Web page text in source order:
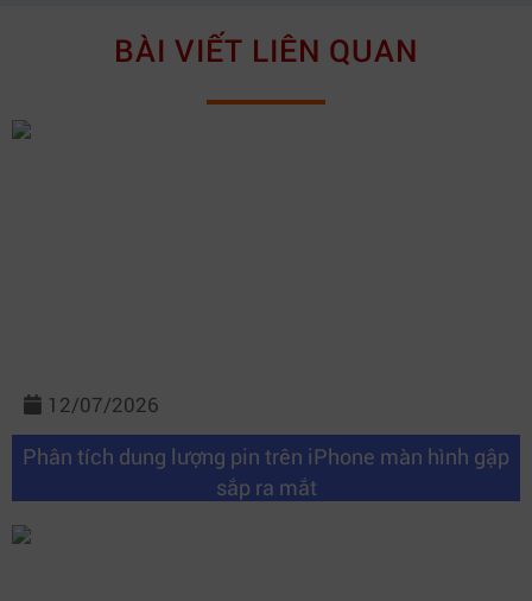
BÀI VIẾT LIÊN QUAN
12/07/2026
Phân tích dung lượng pin trên iPhone màn hình gập
sắp ra mắt